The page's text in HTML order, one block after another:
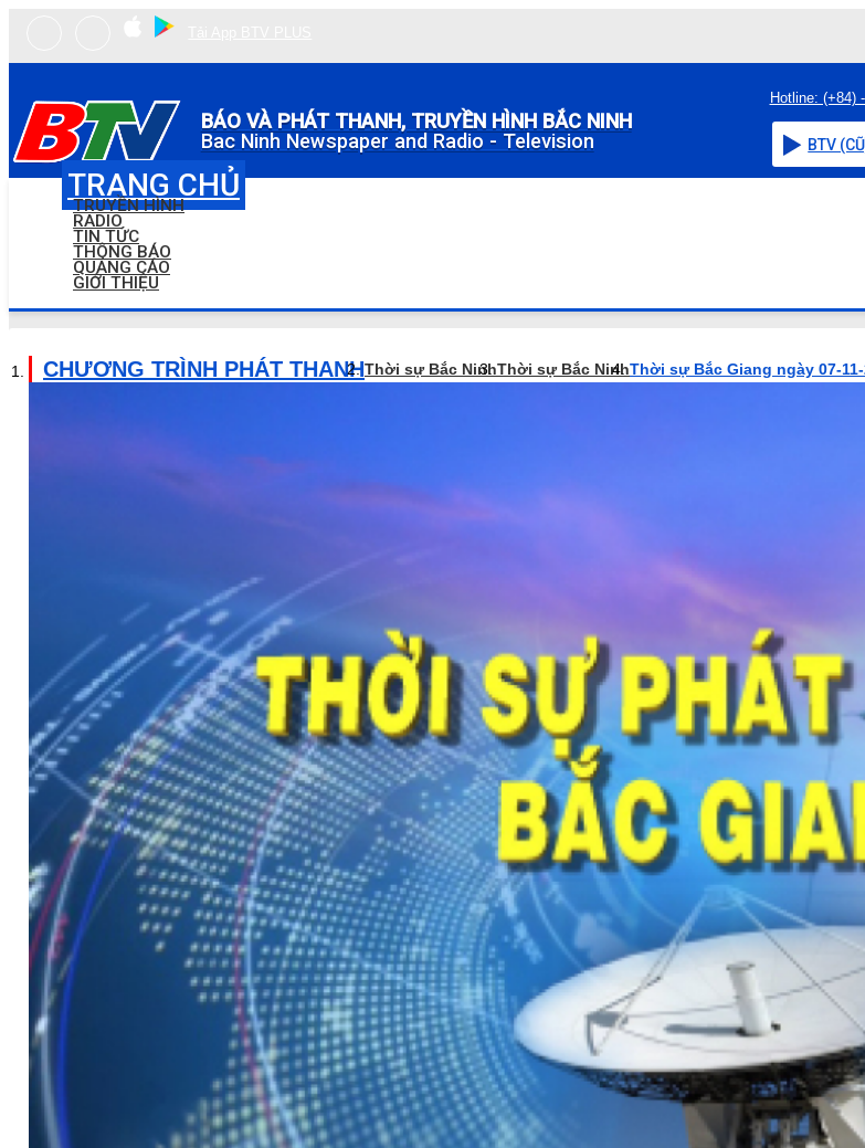
BÁO VÀ PHÁT THANH, TRUYỀN HÌNH BẮC NINH
Bac Ninh Newspaper and Radio - Television
Hotline: (+84)
BTV
TRANG CHỦ
TRUYỀN HÌNH
RADIO
TIN TỨC
THÔNG BÁO
QUẢNG CÁO
GIỚI THIỆU
CHƯƠNG TRÌNH PHÁT THANHThời sự Bắc NinhThời sự Bắc NinhThời sự Bắc Giang ngày 07-